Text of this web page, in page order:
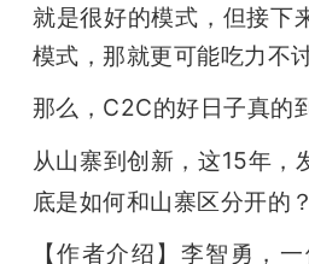
就是很好的模式，但接下
模式，那就更可能吃力不讨
那么， C2C的好日子真的
从山寨到创新，这15年，
底是如何和山寨区分开的？
【作者介绍】李智勇，